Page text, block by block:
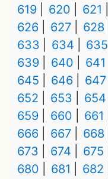
619
620 621
626
627 628
633
634 635
639
640 641
645
646 647
652
653 654
659
660 661
666
667 668
673
674 675
680
681 682